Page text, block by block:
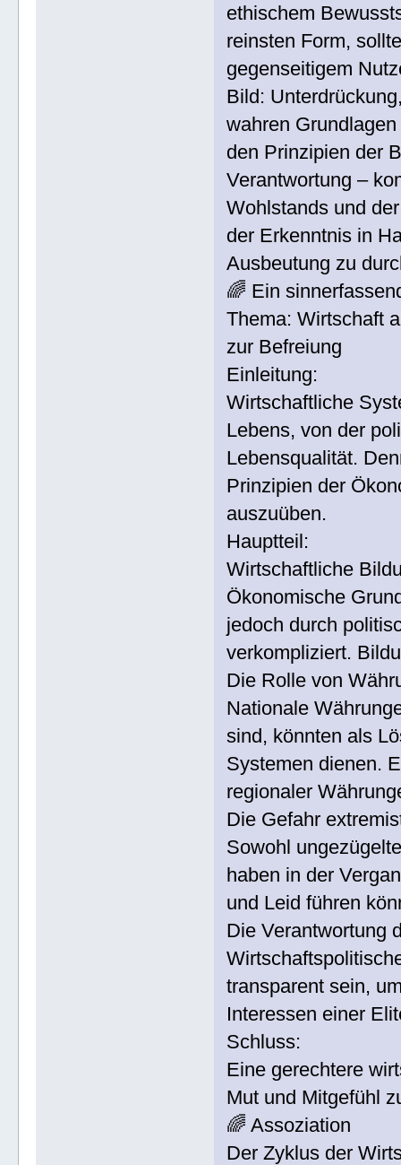
ethischem
reinsten Form,
gegenseitigem
Bild:
wahren
den Prinzipien der
Verantwortung –
Wohlstands und
der Erkenntnis in
Ausbeutung zu
🌈 Ein
Thema: Wirtschaft
zur Befreiung
Einleitung:
Wirtschaftliche
Lebens, von der
Lebensqualität.
Prinzipien der
auszuüben.
Hauptteil:
Wirtschaftliche
Ökonomische
jedoch durch
verkompliziert.
Die Rolle von
Nationale
sind, könnten als
Systemen dienen.
regionaler
Die Gefahr
Sowohl
haben in der
und Leid führen
Die Verantwortung
transparent sein,
Interessen einer
Schluss:
Eine gerechtere
Mut und Mitgefühl
🌈 Assoziation
Der Zyklus der